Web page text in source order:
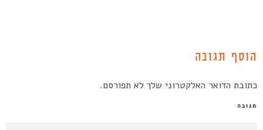
הוסף תגובה
כתובת הדואר האלקטרוני שלך לא תפורסם.
תגובה